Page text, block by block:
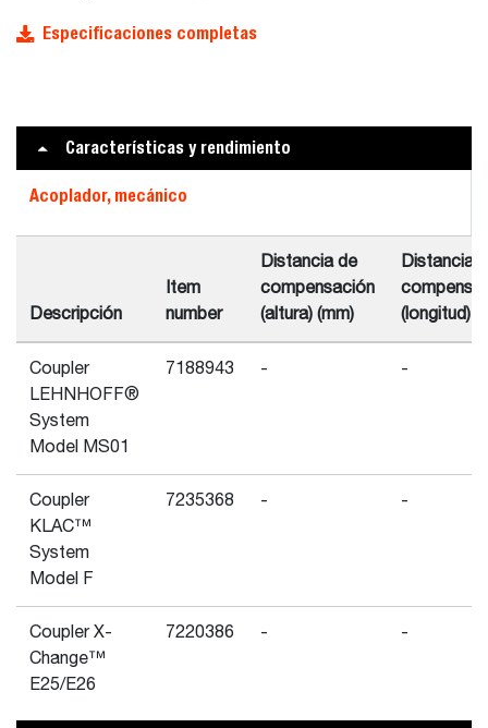
Especificaciones completas
Características y rendimiento
Acoplador, mecánico
Descripción
Item
number
Distancia de
compensación
(altura) (mm)
Distancia
(longitud)
Coupler
LEHNHOFF®
System
Model MS01
7188943 - -
Coupler
KLAC™
System
Model F
7235368 - -
Coupler X-
Change™
E25/E26
7220386 - -